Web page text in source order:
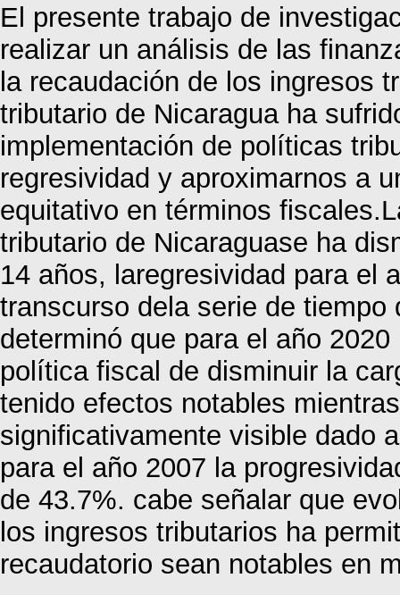
El presente trabajo de
realizar un análisis de las
la recaudación de los ingresos
tributario de Nicaragua ha
implementación de políticas
regresividad y aproximarnos a
equitativo en términos
tributario de Nicaraguase ha
14 años, laregresividad para el
transcurso dela serie de
determinó que para el año
política fiscal de disminuir la
tenido efectos notables
significativamente visible dado
para el año 2007 la
de 43.7%. cabe señalar que
los ingresos tributarios ha
recaudatorio sean notables en